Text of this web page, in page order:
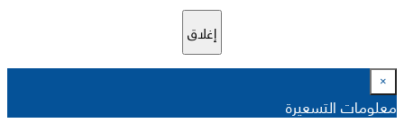
إغلاق
×
معلومات التسعيرة